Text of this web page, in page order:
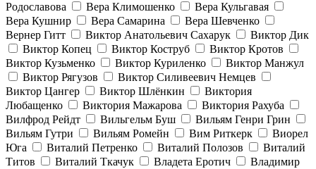
Родославова
Вера Климошенко
Вера Кульгавая
Вера Кушнир
Вера Самарина
Вера Шевченко
Вернер Гитт
Виктор Анатольевич Сахарук
Виктор Дик
Виктор Копец
Виктор Коструб
Виктор Кротов
Виктор Кузьменко
Виктор Куриленко
Виктор Манжул
Виктор Рягузов
Виктор Силивеевич Немцев
Виктор Цангер
Виктор Шлёнкин
Виктория
Любащенко
Виктория Мажарова
Виктория Рахуба
Вилфрод Рейдт
Вильгельм Буш
Вильям Генри Грин
Вильям Гутри
Вильям Ромейн Вим Риткерк
Виорел
Юга
Виталий Петренко Виталий Полозов
Виталий
Титов
Виталий Ткачук Владета Еротич
Владимир